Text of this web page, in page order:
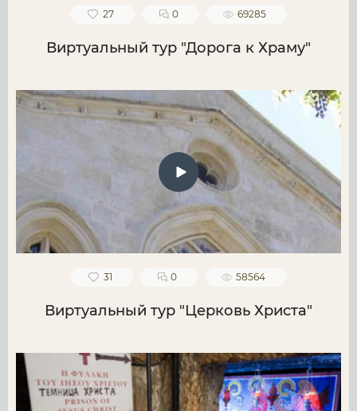
27 0 69285
Виртуальный тур "Дорога к Храму"
31 0 58564
Виртуальный тур "Церковь Христа"